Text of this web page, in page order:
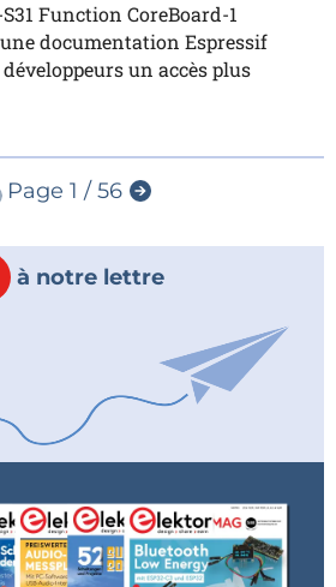
S31 Function CoreBoard-1
documentation Espressif
un accès plus
Page 1 / 56
à notre lettre